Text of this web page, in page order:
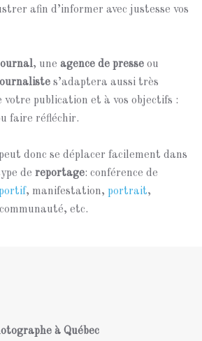
afin d’informer avec justesse vos
, une agence de presse ou
s’adaptera aussi très
votre publication et à vos objectifs :
faire réfléchir.
donc se déplacer facilement dans
de reportage: conférence de
, manifestation, portrait,
etc.
à Québec